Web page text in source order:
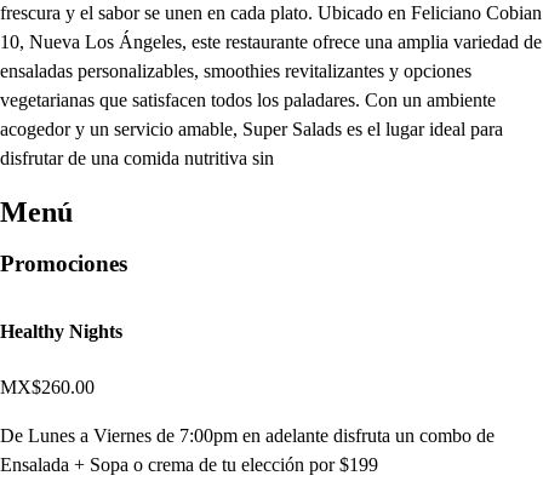
frescura y el sabor se unen en cada plato. Ubicado en Feliciano Cobian
10, Nueva Los Ángeles, este restaurante ofrece una amplia variedad de
ensaladas personalizables, smoothies revitalizantes y opciones
vegetarianas que satisfacen todos los paladares. Con un ambiente
acogedor y un servicio amable, Super Salads es el lugar ideal para
disfrutar de una comida nutritiva sin
Menú
Promociones
Healthy Nights
MX$260.00
De Lunes a Viernes de 7:00pm en adelante disfruta un combo de
Ensalada + Sopa o crema de tu elección por $199